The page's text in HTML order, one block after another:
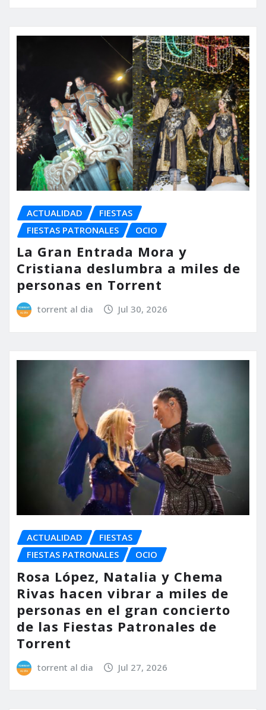
ACTUALIDAD
FIESTAS
FIESTAS PATRONALES
OCIO
La Gran Entrada Mora y
Cristiana deslumbra a miles de
personas en Torrent
torrent al dia Jul 30, 2026
ACTUALIDAD
FIESTAS
FIESTAS PATRONALES
OCIO
Rosa López, Natalia y Chema
Rivas hacen vibrar a miles de
personas en el gran concierto
de las Fiestas Patronales de
Torrent
torrent al dia Jul 27, 2026